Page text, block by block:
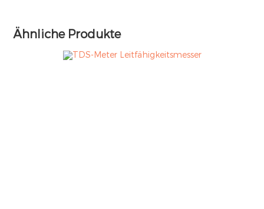
Ähnliche Produkte